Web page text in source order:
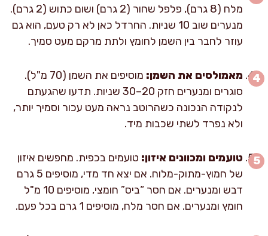
מלח (8 גרם), פלפל שחור (2 גרם) ושום כתוש (2 גרם).
מנערים שוב 10 שניות. החרדל כאן לא רק טעם, הוא גם
עוזר לחבר בין השמן לחומץ ולתת מרקם מעט סמיך.
מאמולסים את השמן:
מוסיפים את השמן (70 מ"ל).
סוגרים ומנערים חזק 20–30 שניות. תדעו שהגעתם
לנקודה הנכונה כשהרוטב נראה מעט עכור וסמיך יותר,
ולא נפרד לשתי שכבות מיד.
טועמים ומכוונים איזון: טועמים בכפית. מחפשים איזון
של חמוץ-מתוק-מלוח. אם יצא חד מדי, מוסיפים 5 גרם
דבש ומנערים. אם חסר “ביס” חומצי, מוסיפים 10 מ"ל
חומץ ומנערים. אם חסר מלח, מוסיפים 1 גרם בכל פעם.